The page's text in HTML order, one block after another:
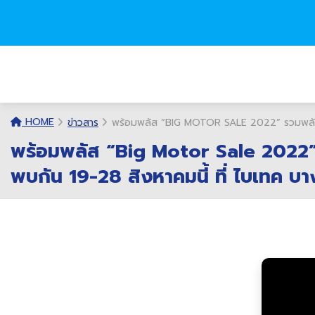
HOME ข่าวสาร พร้อมพลัส “BIG MOTOR SALE 2022” รวม
พร้อมพลัส “Big Motor Sale
พบกัน 19-28 สิงหาคมนี้ ที่ ไบเทค บา